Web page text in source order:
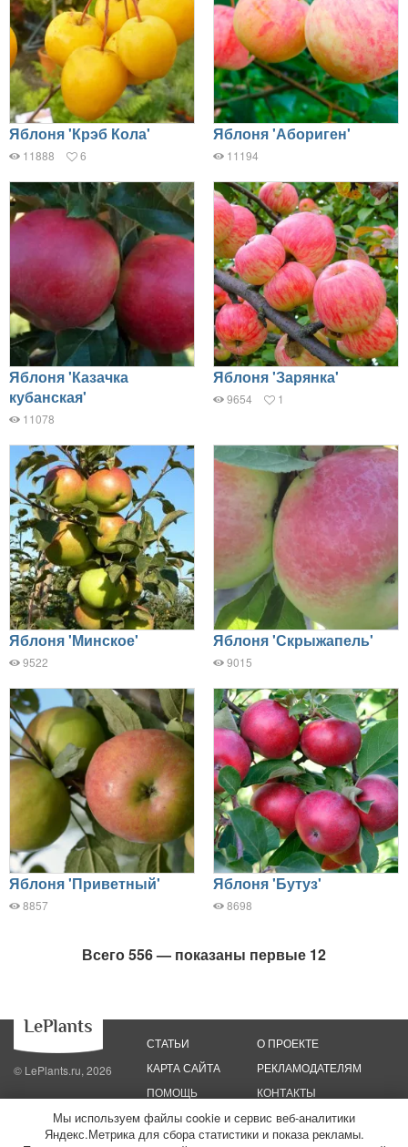
Яблоня 'Крэб Кола'
11888 6
Яблоня 'Абориген'
11194
Яблоня 'Казачка
кубанская'
11078
Яблоня 'Зарянка'
9654 1
Яблоня 'Минское'
9522
Яблоня 'Скрыжапель'
9015
Яблоня 'Приветный'
8857
Яблоня 'Бутуз'
8698
Всего 556 — показаны первые 12
© LePlants.ru, 2026
СТАТЬИ
КАРТА САЙТА
ПОМОЩЬ
О ПРОЕКТЕ
РЕКЛАМОДАТЕЛЯМ
КОНТАКТЫ
Политика конфиденциальности
Политика использования файлов cookie
Мы используем файлы cookie и сервис веб-аналитики
Яндекс.Метрика для сбора статистики и показа рекламы.